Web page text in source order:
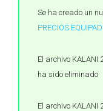
Se ha creado un
PRECIOS
El archivo KALANI
ha sido eliminado
El archivo KALANI